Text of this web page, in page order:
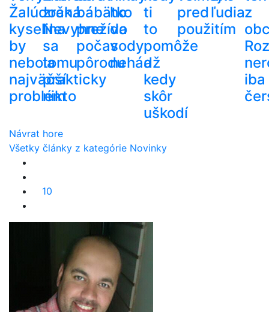
Žalúdočná
kyselina
by
nebola
najväčší
problém
zrak.
Nevyhne
sa
tomu
prakticky
nikto
bábätko
prežíva
počas
pôrodu
ho
do
vody
nehádž
ti
to
pomôže
a
kedy
skôr
uškodí
pred
použitím
ľudiaz
iba
Návrat hore
Všetky články z kategórie Novinky
10